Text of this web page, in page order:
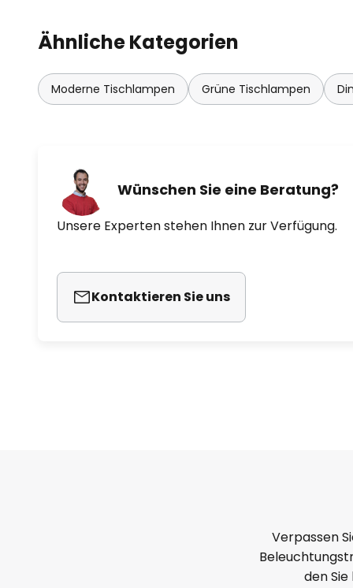
- durch das Gedrückthalten
Lichtintensität allmählich
Ähnliche Kategorien
Moderne Tischlampen Grüne Tischlampen
Wünschen Sie eine Beratung?
Unsere Experten stehen Ihnen zur Verfügung.
Kontaktieren Sie uns
Verpassen
den